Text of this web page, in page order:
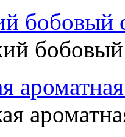
бобовый